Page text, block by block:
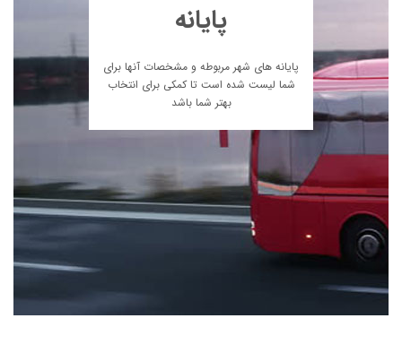
پایانه
پایانه های شهر مربوطه و مشخصات آنها برای
شما لیست شده است تا کمکی برای انتخاب
بهتر شما باشد